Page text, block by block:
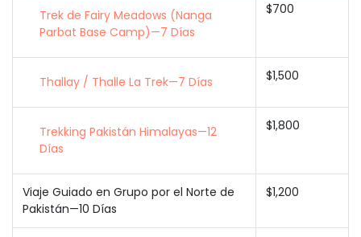
Trek de Fairy Meadows (Nanga
Parbat Base Camp)—7 Días
$700
Thallay / Thalle La Trek—7 Días $1,500
Trekking Pakistán Himalayas—12
Días
$1,800
Viaje Guiado en Grupo por el Norte de
Pakistán—10 Días
$1,200